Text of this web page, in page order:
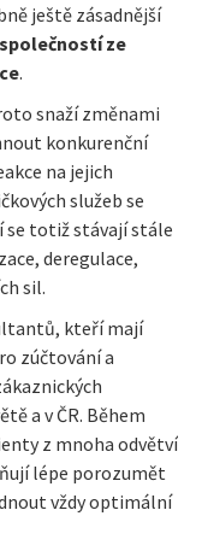
ještě zásadnější
ze
.
snaží změnami
konkurenční
na jejich
služeb se
totiž stávají stále
deregulace,
sil.
kteří mají
zúčtování a
a v ČR. Během
z mnoha odvětví
lépe porozumět
vždy optimální